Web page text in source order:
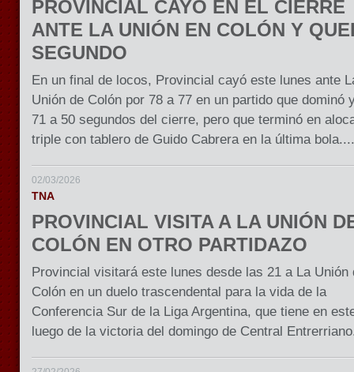
PROVINCIAL CAYÓ EN EL CIERRE
ANTE LA UNIÓN EN COLÓN Y
SEGUNDO
En un final de locos, Provincial cayó este lunes ante
Unión de Colón por 78 a 77 en un partido que dominó
71 a 50 segundos del cierre, pero que terminó en
triple con tablero de Guido Cabrera en la última
02/03/2026
TNA
PROVINCIAL VISITA A LA UNIÓN
COLÓN EN OTRO PARTIDAZO
Provincial visitará este lunes desde las 21 a La Unión
Colón en un duelo trascendental para la vida de la
Conferencia Sur de la Liga Argentina, que tiene en
luego de la victoria del domingo de Central